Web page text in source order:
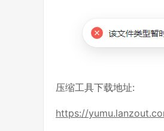
压缩工具下载地址:
https://